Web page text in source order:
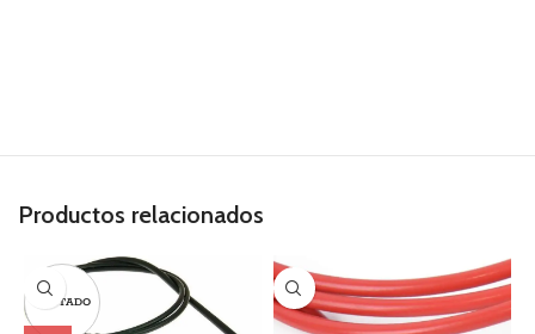
Productos relacionados
AGOTADO